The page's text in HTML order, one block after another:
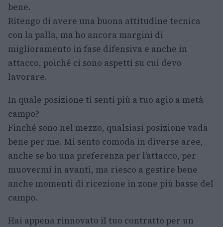
bene.
Ritengo di avere una buona attitudine tecnica
con la palla, ma ho ancora margini di
miglioramento in fase difensiva e anche in
attacco, poiché ci sono aspetti su cui devo
lavorare.
In quale posizione ti senti più a tuo agio a metà
campo?
Finché sono nel mezzo, qualsiasi posizione vada
bene per me. Mi sento comoda in diverse aree,
anche se ho una preferenza per l’attacco, per
muovermi in avanti, ma riesco a gestire bene
anche momenti di ricezione in zone più basse del
campo.
Hai appena rinnovato il tuo contratto per un